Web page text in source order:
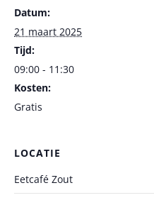
Datum:
21 maart 2025
Tijd:
09:00 - 11:30
Kosten:
Gratis
LOCATIE
Eetcafé Zout